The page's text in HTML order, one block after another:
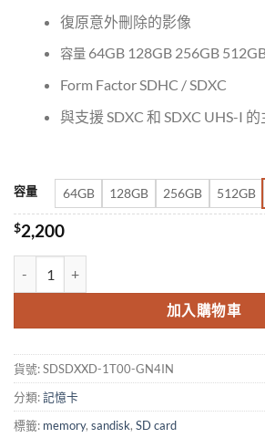
復原意外刪除的影像
容量 64GB 128GB 256GB
Form Factor SDHC / SDXC
與支援 SDXC 和 SDXC UHS-I
容量 64GB 128GB 256GB 512GB
$2,200
加入購物車
貨號:SDSDXXD-1T00-GN4IN
分類:記憶卡
標籤: memory, sandisk, SD card